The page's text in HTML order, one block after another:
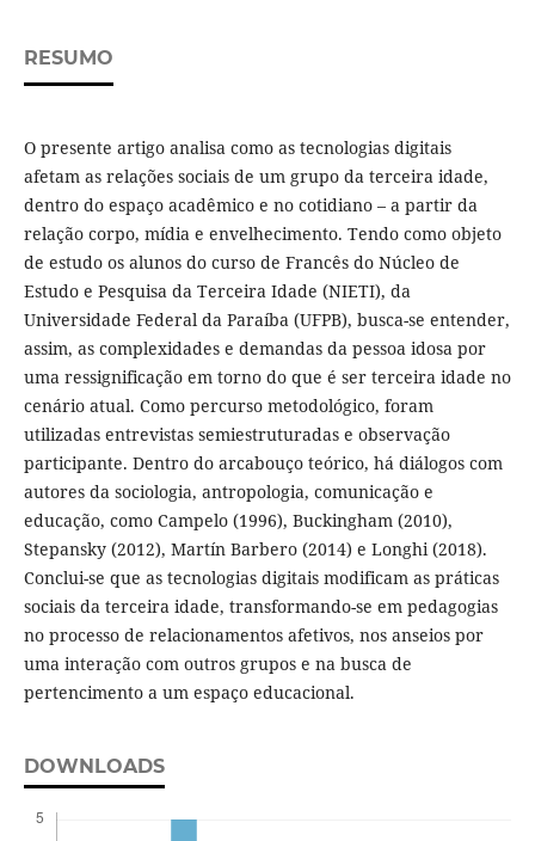
RESUMO
O presente artigo analisa como as tecnologias digitais
afetam as relações sociais de um grupo da terceira idade,
dentro do espaço acadêmico e no cotidiano – a partir da
relação corpo, mídia e envelhecimento. Tendo como objeto
de estudo os alunos do curso de Francês do Núcleo de
Estudo e Pesquisa da Terceira Idade (NIETI), da
Universidade Federal da Paraíba (UFPB), busca-se entender,
assim, as complexidades e demandas da pessoa idosa por
uma ressignificação em torno do que é ser terceira idade no
cenário atual. Como percurso metodológico, foram
utilizadas entrevistas semiestruturadas e observação
participante. Dentro do arcabouço teórico, há diálogos com
autores da sociologia, antropologia, comunicação e
educação, como Campelo (1996), Buckingham (2010),
Stepansky (2012), Martín Barbero (2014) e Longhi (2018).
Conclui-se que as tecnologias digitais modificam as práticas
sociais da terceira idade, transformando-se em pedagogias
no processo de relacionamentos afetivos, nos anseios por
uma interação com outros grupos e na busca de
pertencimento a um espaço educacional.
DOWNLOADS